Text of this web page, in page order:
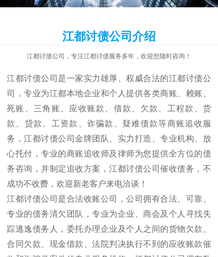
江都讨债公司介绍
江都讨债公司，专注江都讨债服务多年，欢迎您随时咨询！
江都讨债公司是一家实力雄厚、权威合法的江都讨债公
司，专业为江都本地企业和个人提供各类商账、赖账、
死账、三角账、应收账款、借款、欠款、工程款、货
款、贷款、工资款、诈骗款、疑难债款等商账追收服
务，江都讨债公司金牌团队、实力打造、专业机构、放
心托付，专业的商账追收师及律师为您提供全方位的债
务咨询，并制定追收方案，江都讨债公司催收债务，不
成功不收费，欢迎新老客户来电洽谈！
江都讨债公司是合法收账公司，公司拥有合法、可靠、
专业的债务清欠团队，专业为企业、商会及个人寻找失
踪逃逸债务人，委托办理企业及个人之间的货物欠款、
合同欠款、现金借款、法院判决执行不到的应收账款催